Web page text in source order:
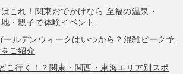
これ！関東おでかけなら 至福の温泉 ・
・親子で体験イベント
ールデンウィークはいつから？混雑ピーク予
ご紹介
こ行く！？関東・関西・東海エリア別スポ